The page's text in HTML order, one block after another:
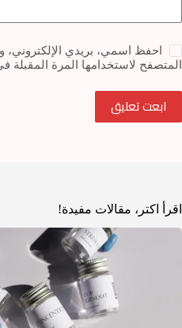
احفظ اسمي، بريدي الإلكتروني،
المتصفح لاستخدامها المرة المقبلة
ابعت تعليق
اقرأ اكتر، مقالات مفيدة!